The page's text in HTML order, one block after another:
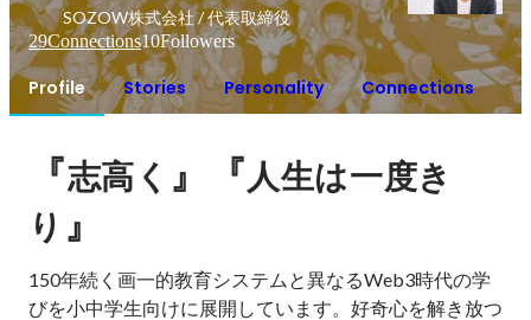
SOZOW株式会社 / 代表取締役
29Connections10Followers
Profile Stories Personality Connections
『志高く 』『人生は一度き
り 』
150年続く画一的教育システムと異なるWeb3時代の学
びを小中学生向けに展開しています。好奇心を解き放つ